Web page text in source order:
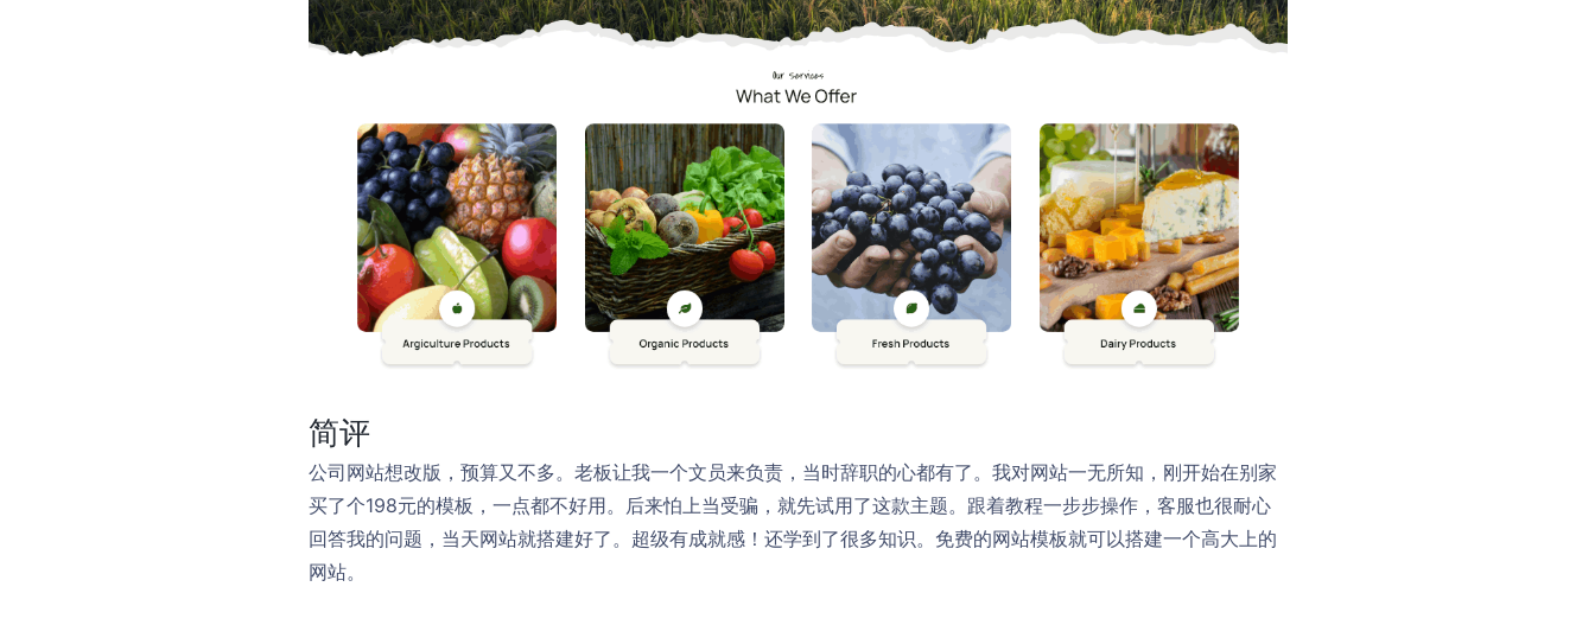
简评
公司网站想改版，预算又不多。老板让我一个文员来负责，当时辞职的心都有了。我对网站一无所知，刚开始在别家
买了个198元的模板，一点都不好用。后来怕上当受骗，就先试用了这款主题。跟着教程一步步操作，客服也很耐心
回答我的问题，当天网站就搭建好了。超级有成就感！还学到了很多知识。免费的网站模板就可以搭建一个高大上的
网站。